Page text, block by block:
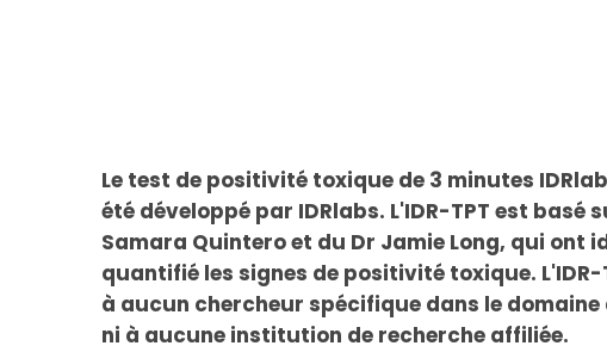
Le test de positivité toxique de 3 minutes
été développé par IDRlabs. L'IDR-TPT est basé
Samara Quintero et du Dr Jamie Long, qui ont
quantifié les signes de positivité toxique. L'IDR-
à aucun chercheur spécifique dans le
ni à aucune institution de recherche affiliée.